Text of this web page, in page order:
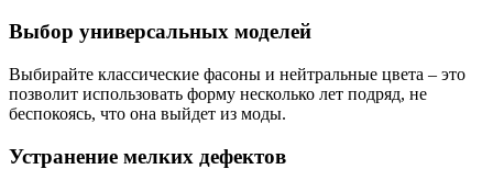
Выбор универсальных моделей
Выбирайте классические фасоны и нейтральные цвета – это
позволит использовать форму несколько лет подряд, не
беспокоясь, что она выйдет из моды.
Устранение мелких дефектов